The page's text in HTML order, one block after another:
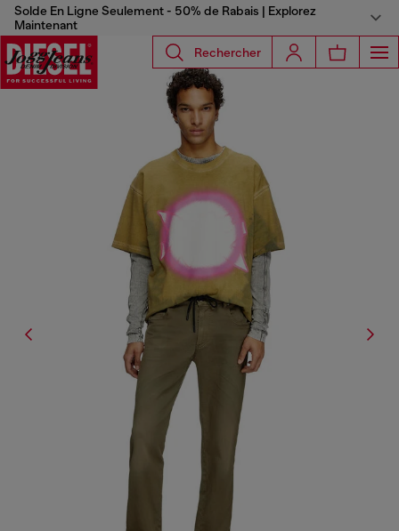
Solde En Ligne Seulement - 50% de Rabais | Explorez
Maintenant
Rechercher